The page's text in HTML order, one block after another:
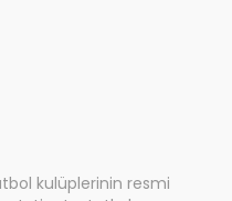
kulüplerinin resmi